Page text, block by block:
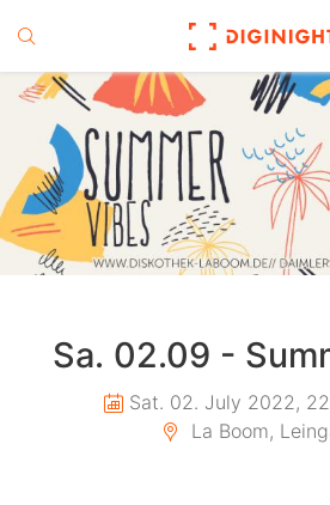
Sa. 02.09 -
Sat. 02. July 2022,
La Boom,